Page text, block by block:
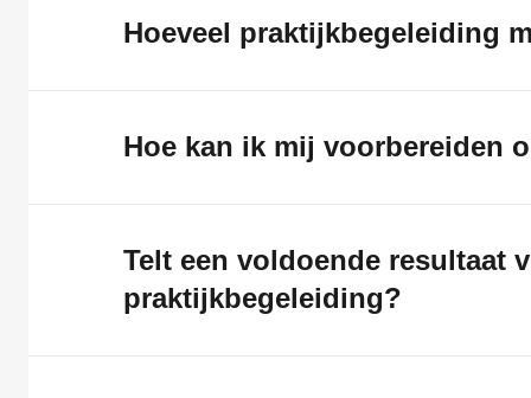
Hoeveel praktijkbegeleiding
Hoe kan ik mij voorbereiden
Telt een voldoende resultaat
praktijkbegeleiding?